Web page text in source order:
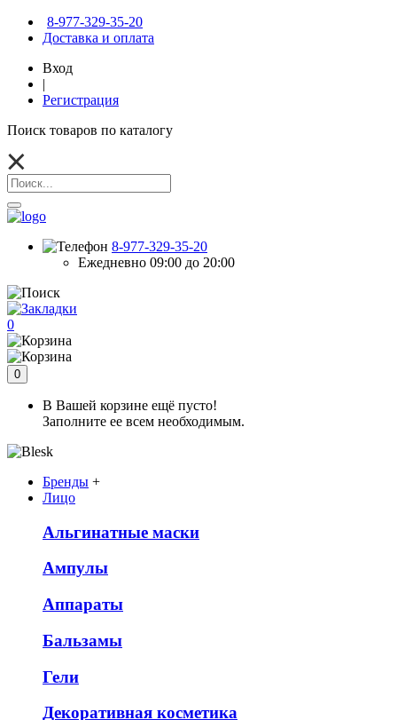
8-977-329-35-20
Доставка и оплата
Вход
|
Регистрация
Поиск товаров по каталогу
8-977-329-35-20
Ежедневно 09:00 до 20:00
0
0
В Вашей корзине ещё пусто!
Заполните ее всем необходимым.
Бренды +
Лицо
Альгинатные маски
Ампулы
Аппараты
Бальзамы
Гели
Декоративная косметика